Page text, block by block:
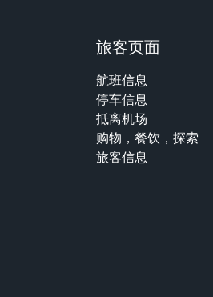
旅客页面
航班信息
停车信息
抵离机场
购物，餐饮，探索
旅客信息